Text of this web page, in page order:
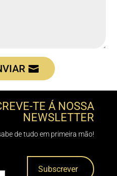
TE Á NOSSA
NEWSLETTER
de tudo em primeira mão!